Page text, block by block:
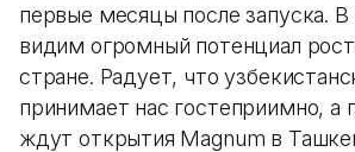
первые месяцы после запуска.
видим огромный потенциал
стране. Радует, что
принимает нас гостеприимно, а
ждут открытия Magnum в